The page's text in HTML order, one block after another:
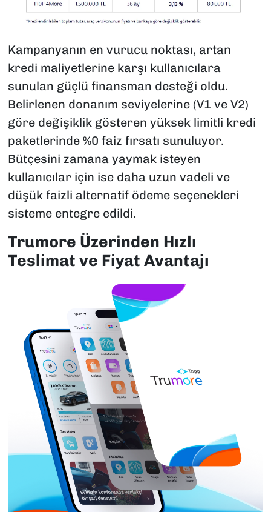
Kampanyanın en vurucu noktası, artan
kredi maliyetlerine karşı kullanıcılara
sunulan güçlü finansman desteği oldu.
Belirlenen donanım seviyelerine (V1 ve V2)
göre değişiklik gösteren yüksek limitli kredi
paketlerinde %0 faiz fırsatı sunuluyor.
Bütçesini zamana yaymak isteyen
kullanıcılar için ise daha uzun vadeli ve
düşük faizli alternatif ödeme seçenekleri
sisteme entegre edildi.
Trumore Üzerinden Hızlı
Teslimat ve Fiyat Avantajı